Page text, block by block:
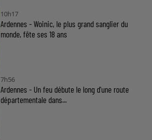
10h17
Ardennes - Woinic, le plus grand sanglier du
monde, fête ses 18 ans
7h56
Ardennes - Un feu débute le long d'une route
départementale dans...